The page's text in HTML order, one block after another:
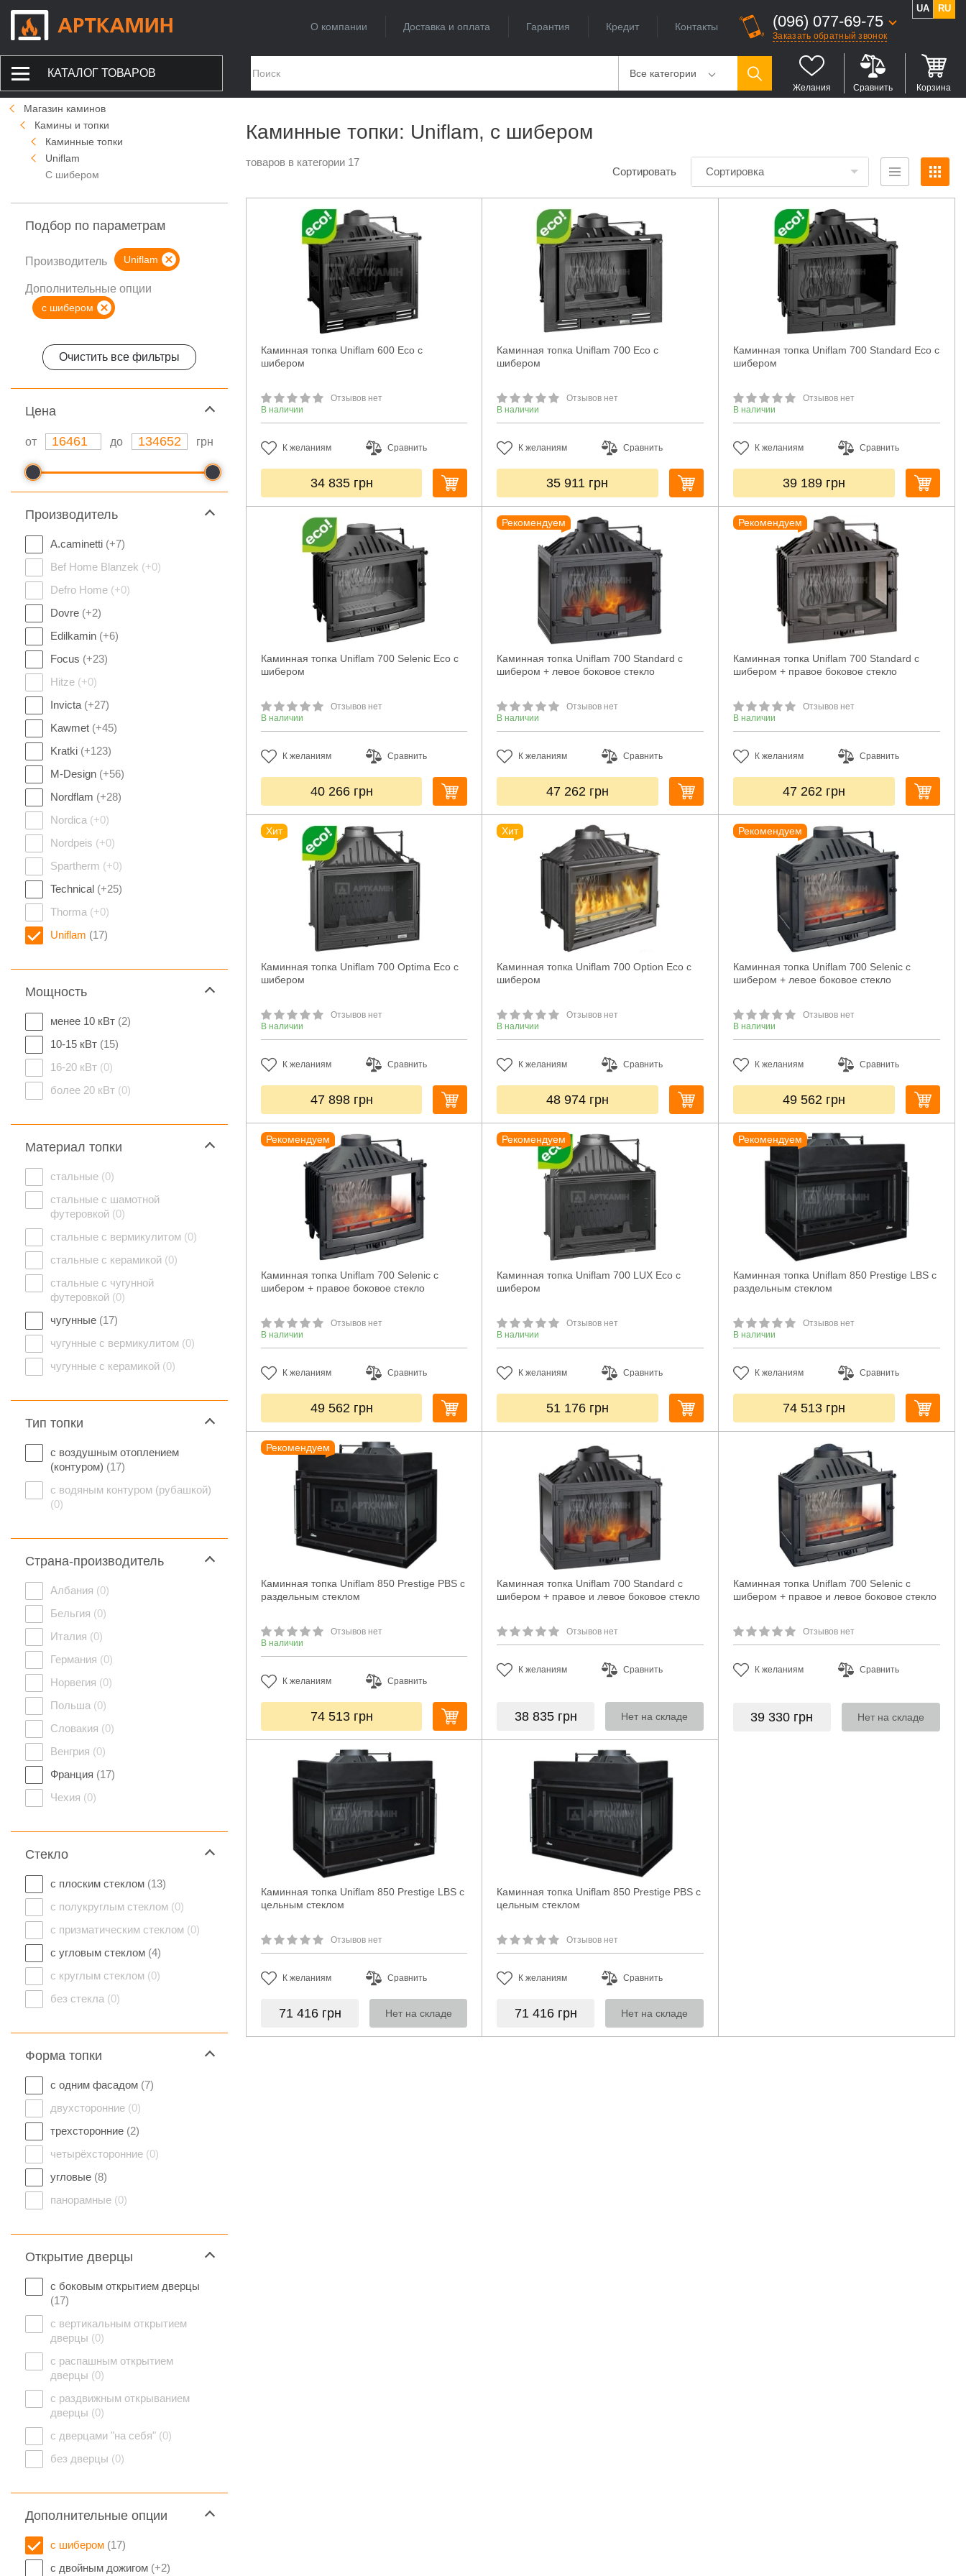
О компании Доставка и оплата Гарантия Кредит Контакты (096) 077-69-75
Заказать обратный звонок
UA RU
КАТАЛОГ ТОВАРОВ Все категории
Желания Сравнить Корзина
Магазин каминов
Камины и топки
Каминные топки
Uniflam
С шибером
Подбор по параметрам
Производитель Uniflam
Дополнительные опции
с шибером
Очистить все фильтры
Цeна
от до грн
Производитель
A.caminetti (+7)
Bef Home Blanzek (+0)
Defro Home (+0)
Dovre (+2)
Edilkamin (+6)
Focus (+23)
Hitze (+0)
Invicta (+27)
Kawmet (+45)
Kratki (+123)
M-Design (+56)
Nordflam (+28)
Nordica (+0)
Nordpeis (+0)
Spartherm (+0)
Technical (+25)
Thorma (+0)
Uniflam (17)
Мощность
менее 10 кВт (2)
10-15 кВт (15)
16-20 кВт (0)
более 20 кВт (0)
Материал топки
стальные (0)
стальные с шамотной
футеровкой (0)
стальные с вермикулитом (0)
стальные с керамикой (0)
стальные с чугунной
футеровкой (0)
чугунные (17)
чугунные с вермикулитом (0)
чугунные с керамикой (0)
Тип топки
с воздушным отоплением
(контуром) (17)
с водяным контуром (рубашкой)
(0)
Страна-производитель
Албания (0)
Бельгия (0)
Италия (0)
Германия (0)
Норвегия (0)
Польша (0)
Словакия (0)
Венгрия (0)
Франция (17)
Чехия (0)
Стекло
с плоским стеклом (13)
с полукруглым стеклом (0)
с призматическим стеклом (0)
с угловым стеклом (4)
с круглым стеклом (0)
без стекла (0)
Форма топки
с одним фасадом (7)
двухсторонние (0)
трехсторонние (2)
четырёхсторонние (0)
угловые (8)
панорамные (0)
Открытие дверцы
с боковым открытием дверцы
(17)
с вертикальным открытием
дверцы (0)
с распашным открытием
дверцы (0)
с раздвижным открыванием
дверцы (0)
с дверцами "на себя" (0)
без дверцы (0)
Дополнительные опции
с шибером (17)
с двойным дожигом (+2)
Каминные топки: Uniflam, с шибером
товаров в категории 17
Сортировать Сортировка
Каминная топка Uniflam 600 Eco с
шибером
Отзывов нет
В наличии
К желаниям Сравнить
34 835 грн
Каминная топка Uniflam 700 Eco с
шибером
Отзывов нет
В наличии
К желаниям Сравнить
35 911 грн
Каминная топка Uniflam 700 Standard Eco с
шибером
Отзывов нет
В наличии
К желаниям Сравнить
39 189 грн
Каминная топка Uniflam 700 Selenic Eco с
шибером
Отзывов нет
В наличии
К желаниям Сравнить
40 266 грн
Рекомендуем
Каминная топка Uniflam 700 Standard с
шибером + левое боковое стекло
Отзывов нет
В наличии
К желаниям Сравнить
47 262 грн
Рекомендуем
Каминная топка Uniflam 700 Standard с
шибером + правое боковое стекло
Отзывов нет
В наличии
К желаниям Сравнить
47 262 грн
Хит
Каминная топка Uniflam 700 Optima Eco с
шибером
Отзывов нет
В наличии
К желаниям Сравнить
47 898 грн
Хит
Каминная топка Uniflam 700 Option Eco с
шибером
Отзывов нет
В наличии
К желаниям Сравнить
48 974 грн
Рекомендуем
Каминная топка Uniflam 700 Selenic с
шибером + левое боковое стекло
Отзывов нет
В наличии
К желаниям Сравнить
49 562 грн
Рекомендуем
Каминная топка Uniflam 700 Selenic с
шибером + правое боковое стекло
Отзывов нет
В наличии
К желаниям Сравнить
49 562 грн
Рекомендуем
Каминная топка Uniflam 700 LUX Eco с
шибером
Отзывов нет
В наличии
К желаниям Сравнить
51 176 грн
Рекомендуем
Каминная топка Uniflam 850 Prestige LBS с
раздельным стеклом
Отзывов нет
В наличии
К желаниям Сравнить
74 513 грн
Рекомендуем
Каминная топка Uniflam 850 Prestige PBS с
раздельным стеклом
Отзывов нет
В наличии
К желаниям Сравнить
74 513 грн
Каминная топка Uniflam 700 Standard с
шибером + правое и левое боковое стекло
Отзывов нет
К желаниям Сравнить
38 835 грн Нет на складе
Каминная топка Uniflam 700 Selenic с
шибером + правое и левое боковое стекло
Отзывов нет
К желаниям Сравнить
39 330 грн Нет на складе
Каминная топка Uniflam 850 Prestige LBS с
цельным стеклом
Отзывов нет
К желаниям Сравнить
71 416 грн Нет на складе
Каминная топка Uniflam 850 Prestige PBS с
цельным стеклом
Отзывов нет
К желаниям Сравнить
71 416 грн Нет на складе